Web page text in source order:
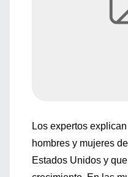
Los expertos
hombres y mujeres
Estados Unidos y